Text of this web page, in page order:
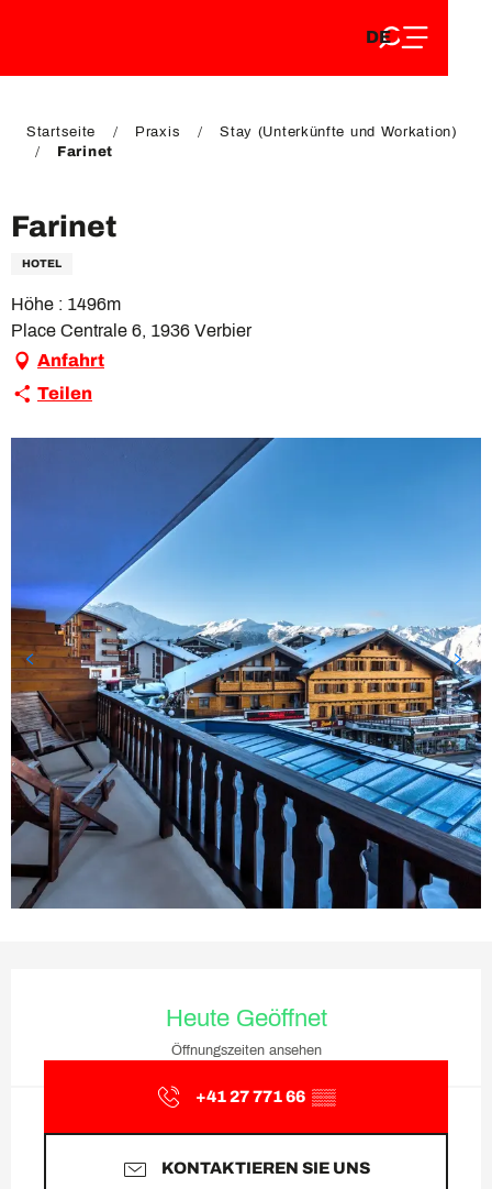
EN
DE
FR
Startseite Praxis
Stay (Unterkünfte und Workation)
Farinet
Farinet
HOTEL
Höhe : 1496m
Place Centrale 6, 1936 Verbier
Anfahrt
Teilen
Heute Geöffnet
Öffnungszeiten ansehen
+41 27 771 66 ▒▒
KONTAKTIEREN SIE UNS